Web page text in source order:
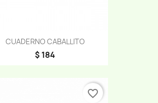
CUADERNO CABALLITO
$ 184
favorite_border